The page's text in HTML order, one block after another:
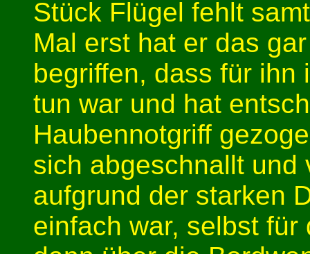
Stück Flügel fehlt
Mal erst hat er das
begriffen, dass für ihn
tun war und hat
Haubennotgriff
sich abgeschnallt und
aufgrund der starken
einfach war, selbst